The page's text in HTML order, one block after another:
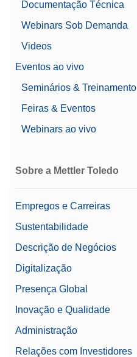
Documentação Técnica
Webinars Sob Demanda
Videos
Eventos ao vivo
Seminários & Treinamento
Feiras & Eventos
Webinars ao vivo
Sobre a Mettler Toledo
Empregos e Carreiras
Sustentabilidade
Descrição de Negócios
Digitalização
Presença Global
Inovação e Qualidade
Administração
Relações com Investidores